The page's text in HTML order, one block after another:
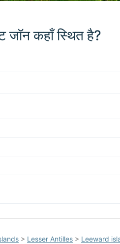
जॉन कहाँ स्थित है?200 km /
> Lesser Antilles > Leeward